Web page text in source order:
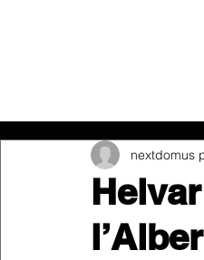
nextdomus